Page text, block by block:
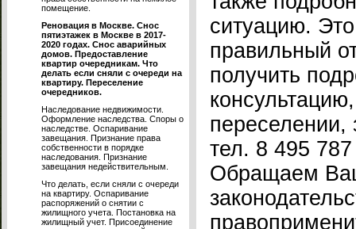
помещение.
Реновация в Москве. Снос
пятиэтажек в Москве в 2017-
2020 годах. Снос аварийных
домов. Предоставление
квартир очередникам. Что
делать если сняли с очереди на
квартиру. Переселение
очередников.
Наследование недвижимости.
Оформление наследства. Споры о
наследстве. Оспаривание
завещания. Признание права
собственности в порядке
наследования. Признание
завещания недействительным.
Что делать, если сняли с очереди
на квартиру. Оспаривание
распоряжений о снятии с
жилищного учета. Постановка на
жилищный учет. Присоединение
ситуацию.
правильный
получить
переселении,
тел. 8 495
Обращаем